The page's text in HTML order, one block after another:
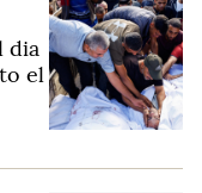
dia
el